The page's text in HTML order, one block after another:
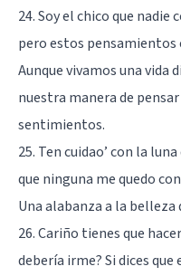
24. Soy el chico que nadie
pero estos
Aunque vivamos una vida
nuestra manera de
sentimientos.
25. Ten cuidao’ con la
que ninguna me quedo
Una alabanza a la
26. Cariño tienes que
debería irme? Si dices